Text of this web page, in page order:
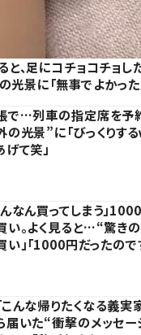
、足にコチョコチョし
の光景に「無事でよかった
で…列車の指定席を
の光景”に「びっくりする
げて笑」
んなん買ってしまう」
い。よく見ると…“驚き
い」「1000円だったので
こんな帰りたくなる義実
届いた“衝撃のメッセ